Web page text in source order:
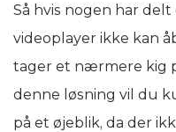
Så hvis nogen har delt
videoplayer ikke kan
tager et nærmere kig
denne løsning vil du
på et øjeblik, da der